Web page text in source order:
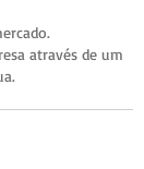
através de um